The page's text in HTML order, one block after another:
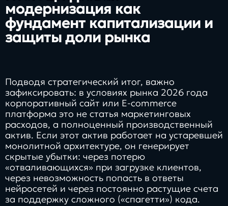
модернизация как
фундамент капитализации и
защиты доли рынка
Подводя стратегический итог, важно
зафиксировать: в условиях рынка 2026 года
корпоративный сайт или E-commerce
платформа это не статья маркетинговых
расходов, а полноценный производственный
актив. Если этот актив работает на устаревшей
монолитной архитектуре, он генерирует
скрытые убытки: через потерю
«отваливающихся» при загрузке клиентов,
через невозможность попасть в ответы
нейросетей и через постоянно растущие счета
за поддержку сложного («спагетти») кода.